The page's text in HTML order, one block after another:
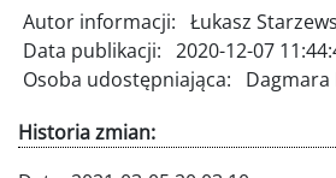
Autor informacji: Łukasz
Data publikacji: 2020-12-07
Osoba udostępniająca:
Dagmara
Historia zmian: